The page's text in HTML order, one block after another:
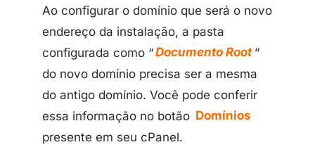
Ao configurar o domínio que será o novo
endereço da instalação, a pasta
configurada como “Documento Root ”
do novo domínio precisa ser a mesma
do antigo domínio. Você pode conferir
essa informação no botão Domínios
presente em seu cPanel.